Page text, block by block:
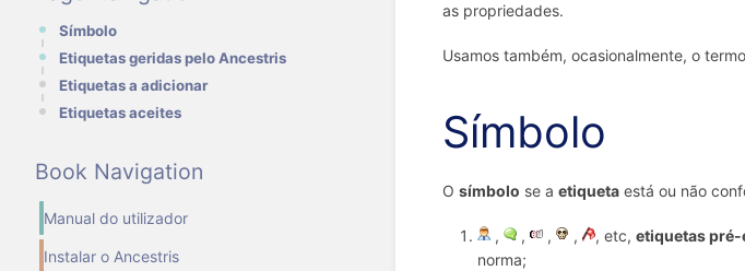
Símbolo
Etiquetas geridas pelo Ancestris
Etiquetas a adicionar
Etiquetas aceites
Book Navigation
Manual do utilizador
Instalar o Ancestris
as propriedades.
Usamos também, ocasionalmente, o
Símbolo
O símbolo se a etiqueta está ou não
, , , , , etc, etiquetas
norma;